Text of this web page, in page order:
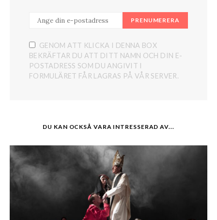
PRENUMERERA
GENOM ATT KLICKA I DENNA BOX
BEKRÄFTAR DU ATT DITT NAMN OCH DIN E-
POSTADRESS SOM DU ANGIVIT I
FORMULÄRET FÅR LAGRAS PÅ VÅR SERVER.
DU KAN OCKSÅ VARA INTRESSERAD AV...